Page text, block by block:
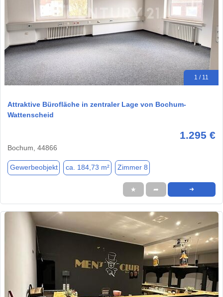
1 / 11
Attraktive Bürofläche in zentraler Lage von Bochum-
Wattenscheid
1.295 €
Bochum, 44866
Gewerbeobjekt ca. 184,73 m² Zimmer 8
★ ➦ ➜